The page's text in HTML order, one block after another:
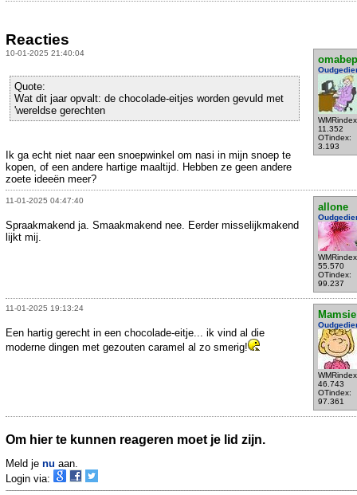
Reacties
10-01-2025 21:40:04
omabep
11.352
OTindex:
3.193
Quote:
Wat dit jaar opvalt: de chocolade-eitjes worden gevuld met
'wereldse gerechten
Ik ga echt niet naar een snoepwinkel om nasi in mijn snoep te
kopen, of een andere hartige maaltijd. Hebben ze geen andere
zoete ideeën meer?
11-01-2025 04:47:40
allone
55.570
OTindex:
99.237
Spraakmakend ja. Smaakmakend nee. Eerder misselijkmakend
lijkt mij.
11-01-2025 19:13:24
Mamsie
46.743
OTindex:
97.361
Een hartig gerecht in een chocolade-eitje... ik vind al die
moderne dingen met gezouten caramel al zo smerig!
Om hier te kunnen reageren moet je lid zijn.
Meld je nu aan.
Login via: